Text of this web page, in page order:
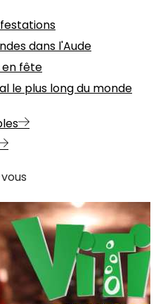
dans l'Aude
en fête
le plus long du monde